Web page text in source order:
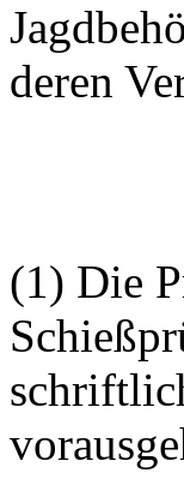
deren
(1) Die